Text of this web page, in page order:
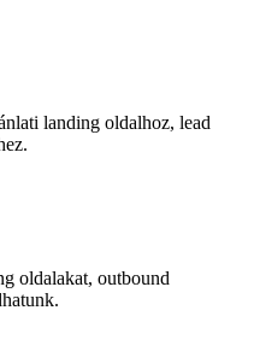
landing oldalhoz, lead
oldalakat, outbound